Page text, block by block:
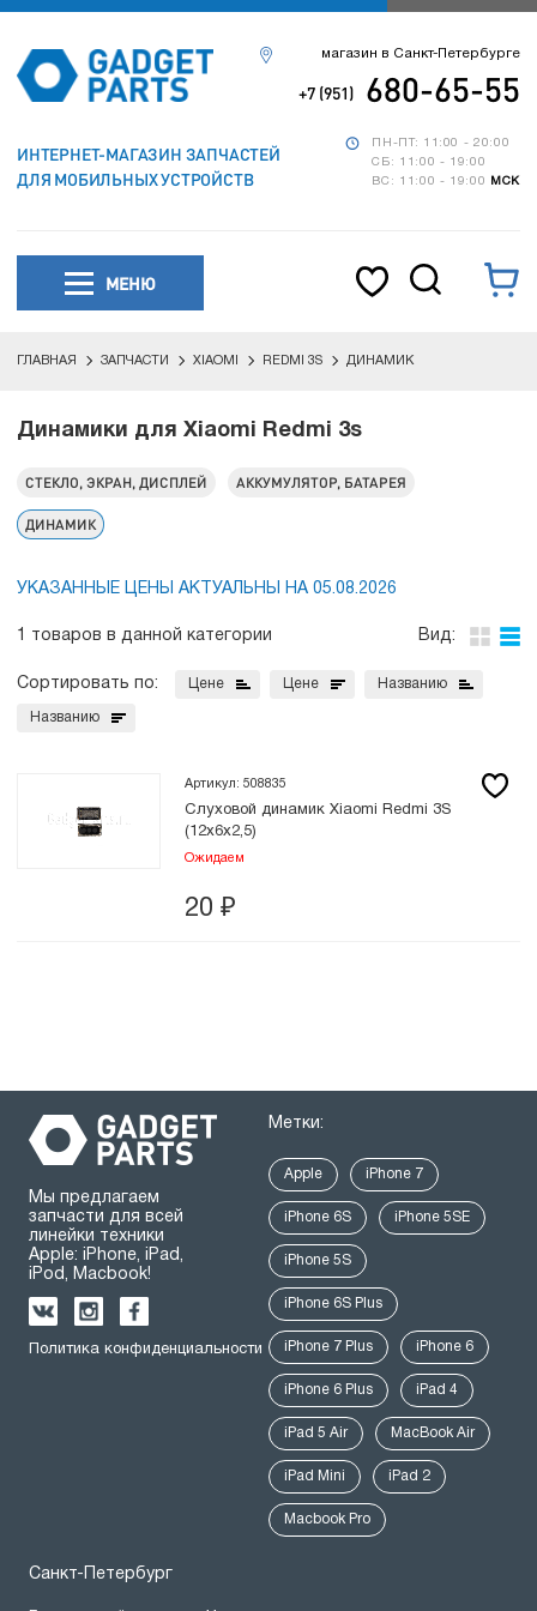
ИНТЕРНЕТ-МАГАЗИН ЗАПЧАСТЕЙ
ДЛЯ МОБИЛЬНЫХ УСТРОЙСТВ
ПН-ПТ: 11:00 - 20:00
СБ: 11:00 - 19:00
ВС: 11:00 - 19:00
МСК
магазин в Санкт-Петербурге
+7 (951) 680-65-55
МЕНЮ
ГЛАВНАЯ ЗАПЧАСТИ XIAOMI REDMI 3S ДИНАМИК
Динамики для Xiaomi Redmi 3s
СТЕКЛО, ЭКРАН, ДИСПЛЕЙ АККУМУЛЯТОР, БАТАРЕЯ
ДИНАМИК
УКАЗАННЫЕ ЦЕНЫ АКТУАЛЬНЫ НА 05.08.2026
1 товаров в данной категории Вид:
Сортировать по: Цене Цене Названию
Названию
Артикул: 508835
Слуховой динамик Xiaomi Redmi 3S
(12x6x2,5)
Ожидаем
20 ₽
Мы предлагаем
запчасти для всей
линейки техники
Apple: iPhone, iPad,
iPod, Macbook!
Политика конфиденциальности
Метки:
Apple iPhone 7
iPhone 6S iPhone 5SE
iPhone 5S
iPhone 6S Plus
iPhone 7 Plus iPhone 6
iPhone 6 Plus iPad 4
iPad 5 Air MacBook Air
iPad Mini iPad 2
Macbook Pro
Санкт-Петербург